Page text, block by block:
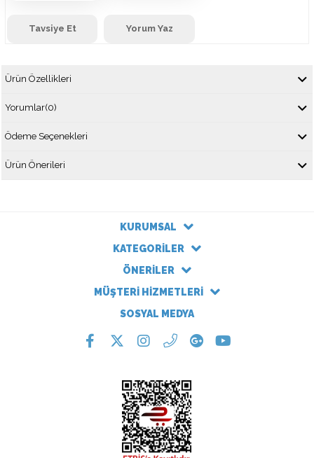
Tavsiye Et Yorum Yaz
Ürün Özellikleri
Yorumlar(0)
Ödeme Seçenekleri
Ürün Önerileri
KURUMSAL
KATEGORİLER
ÖNERİLER
MÜŞTERİ HİZMETLERİ
SOSYAL MEDYA